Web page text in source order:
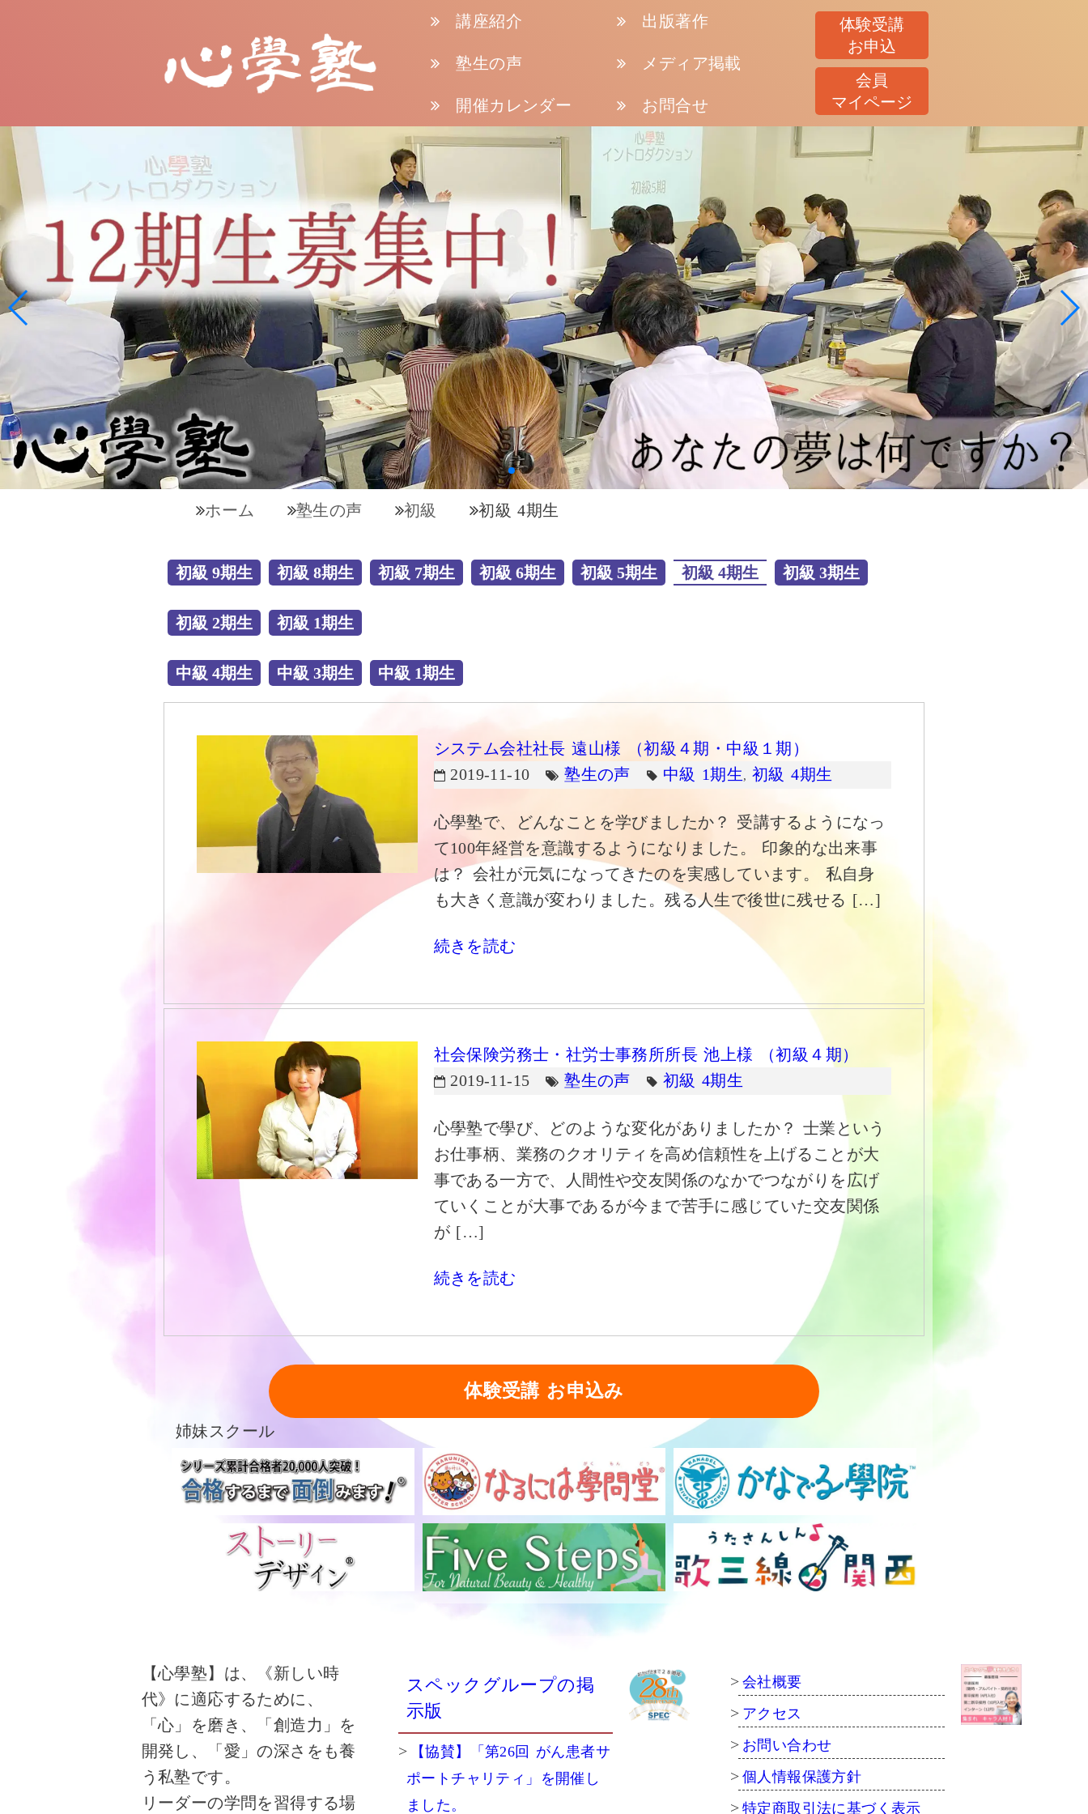
講座紹介 出版著作
塾生の声 メディア掲載
開催カレンダー お問合せ
体験受講
お申込
会員
マイページ
ホーム 塾生の声 初級 初級 4期生
初級 9期生 初級 8期生 初級 7期生 初級 6期生 初級 5期生 初級 4期生 初級 3期生
初級 2期生 初級 1期生
中級 4期生 中級 3期生 中級 1期生
システム会社社長 遠山様 （初級４期・中級１期）
2019-11-10
塾生の声 中級 1期生, 初級 4期生
心學塾で、どんなことを学びましたか？ 受講するようになっ
て100年経営を意識するようになりました。 印象的な出来事
は？ 会社が元気になってきたのを実感しています。 私自身
も大きく意識が変わりました。残る人生で後世に残せる […]
続きを読む
社会保険労務士・社労士事務所所長 池上様 （初級４期）
2019-11-15
塾生の声 初級 4期生
心學塾で學び、どのような変化がありましたか？ 士業という
お仕事柄、業務のクオリティを高め信頼性を上げることが大
事である一方で、人間性や交友関係のなかでつながりを広げ
ていくことが大事であるが今まで苦手に感じていた交友関係
が […]
続きを読む
体験受講 お申込み
姉妹スクール
【心學塾】は、《新しい時
代》に適応するために、
「心」を磨き、「創造力」を
開発し、「愛」の深さをも養
う私塾です。
リーダーの学問を習得する場
スペックグループの掲
示版
【協賛】「第26回 がん患者サ
ポートチャリティ」を開催し
ました。
会社概要
アクセス
お問い合わせ
個人情報保護方針
特定商取引法に基づく表示